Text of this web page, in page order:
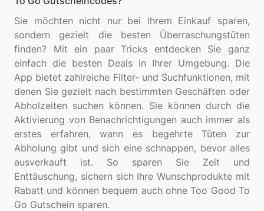
Sie möchten nicht nur bei Ihrem Einkauf sparen,
sondern gezielt die besten Überraschungstüten
finden? Mit ein paar Tricks entdecken Sie ganz
einfach die besten Deals in Ihrer Umgebung. Die
App bietet zahlreiche Filter- und Suchfunktionen, mit
denen Sie gezielt nach bestimmten Geschäften oder
Abholzeiten suchen können. Sie können durch die
Aktivierung von Benachrichtigungen auch immer als
erstes erfahren, wann es begehrte Tüten zur
Abholung gibt und sich eine schnappen, bevor alles
ausverkauft ist. So sparen Sie Zeit und
Enttäuschung, sichern sich Ihre Wunschprodukte mit
Rabatt und können bequem auch ohne Too Good To
Go Gutschein sparen.